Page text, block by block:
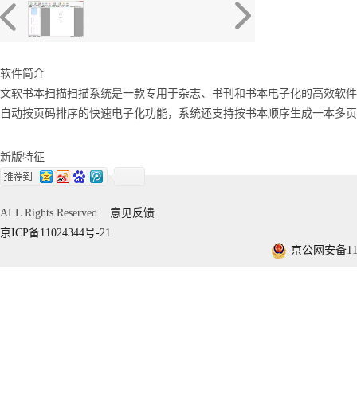
软件简介
文软书本扫描扫描系统是一款专用于杂志、书刊和书本电子化的高效软
自动按页码排序的快速电子化功能，系统还支持按书本顺序生成一本多
新版特征
ALL Rights Reserved. 意见反馈
京ICP备11024344号-21
京公网安备